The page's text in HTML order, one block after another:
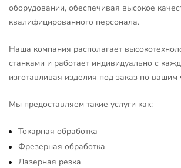
оборудовании, обеспечивая высокое
квалифицированного персонала.
Наша компания располагает
станками и работает индивидуально с
изготавливая изделия под заказ по
Мы предоставляем такие услуги как:
Токарная обработка
Фрезерная обработка
Лазерная резка